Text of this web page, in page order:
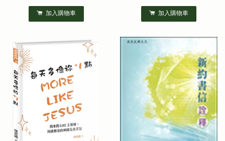
加入購物車 加入購物車